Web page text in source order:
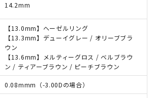
14.2mm
【13.0mm】ヘーゼルリング
【13.3mm】デューイグレー / オリーブブラ
ウン
【13.6mm】メルティーグロス / ベルブラウ
ン / ティアーブラウン / ピーチブラウン
0.08mmm（-3.00Dの場合）